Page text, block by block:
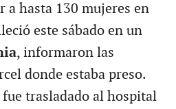
a hasta 130 mujeres en
este sábado en un
, informaron las
donde estaba preso.
fue trasladado al hospital